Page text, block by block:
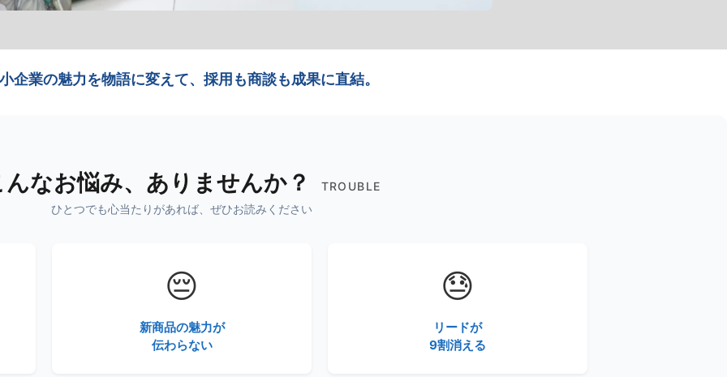
企業の魅力を物語に変えて、採用も商談も成果に直結。
んなお悩み、ありませんか？
TROUBLE
ひとつでも心当たりがあれば、ぜひお読みください
😔
新商品の魅力が
伝わらない
😓
リードが
9割消える